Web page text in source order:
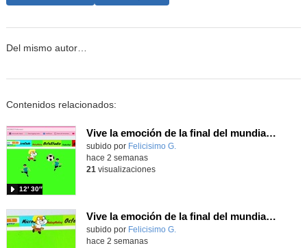
Del mismo autor…
Contenidos relacionados:
Vive la emoción de la final del mundial programando con Scratch, un juego de toques y esquivar contrarios
Contenido educativo.
subido por Felicisimo G.
12′ 30″
hace 2 semanas
21 visualizaciones
Vive la emoción de la final del mundial 2026, programando con Scratch un juego de toques.
Contenido educativo.
subido por Felicisimo G.
hace 2 semanas